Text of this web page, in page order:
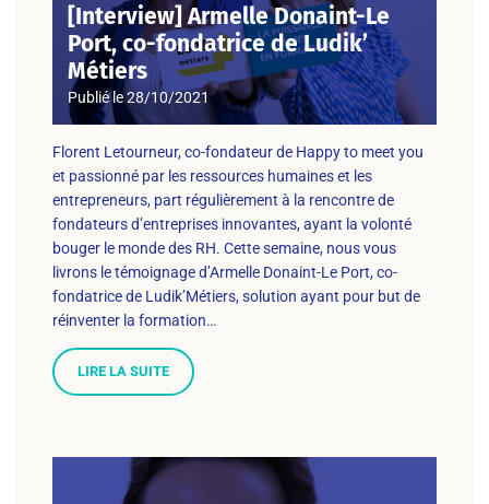
[Interview] Armelle Donaint-Le
Port, co-fondatrice de Ludik’
Métiers
Publié le28/10/2021
Florent Letourneur, co-fondateur de Happy to meet you
et passionné par les ressources humaines et les
entrepreneurs, part régulièrement à la rencontre de
fondateurs d’entreprises innovantes, ayant la volonté
bouger le monde des RH. Cette semaine, nous vous
livrons le témoignage d’Armelle Donaint-Le Port, co-
fondatrice de Ludik’Métiers, solution ayant pour but de
réinventer la formation…
LIRE LA SUITE